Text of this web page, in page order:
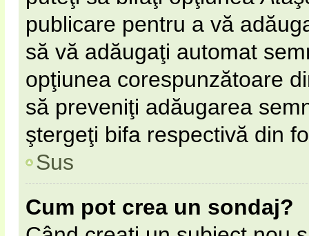
publicare pentru a vă
să vă adăugaţi automat
opţiunea corespunzătoare
să preveniţi adăugarea
ştergeţi bifa respectivă din
Sus
Cum pot crea un sondaj?